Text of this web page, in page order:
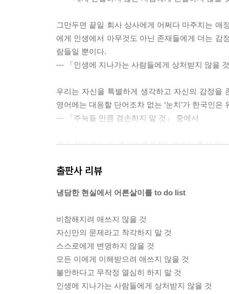
그만두면 끝일 회사 상사에게 어쩌다 마주치는 애
에게 인생에서 아무것도 아닌 존재들에게 더는 감
람들일 뿐이다.
--- 「인생에 지나가는 사람들에게 상처받지 않을
우리는 자신을 특별하게 생각하고 자신의 감정을
영어에는 대응할 단어조차 없는 ‘눈치’가 한국인
--- 「주눅들 만큼 겸손하지 말 것」 중에서
결국 점이라는 건, 홍삼가루가 5% 첨가된 홍삼 캔
본질이 모호함에 있기 때문이다.
단함을 견뎌내라. 당신이 해야 할 일은 연한 희망
--- 「희망의 근거를 만들 것」 중에서
‘어떻게 돈을 벌 것인가’ 하는 질문 이전에, ‘무엇
--- 「돈으로 환원되지 않는 나 자신이 될것」 중에
출판사 리뷰
냉담한 현실에서 어른살이를 to do list
비참해지려 애쓰지 않을 것
자신만의 문제라고 착각하지 말 것
스스로에게 변명하지 않을 것
모든 이에게 이해받으려 애쓰지 않을 것
불안하다고 무작정 열심히 하지 말 것
인생에 지나가는 사람들에게 상처받지 않을 것